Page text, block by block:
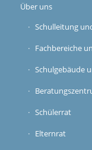
Über uns
Schulleitung
Fachbereiche
Schulgebäude
Schülerrat
Elternrat